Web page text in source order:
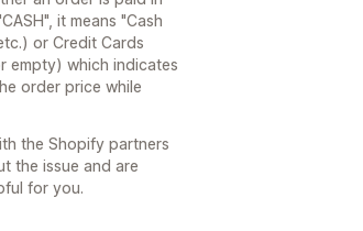
it means "Cash
or Credit Cards
empty) which indicates
order price while
the Shopify partners
the issue and are
for you.